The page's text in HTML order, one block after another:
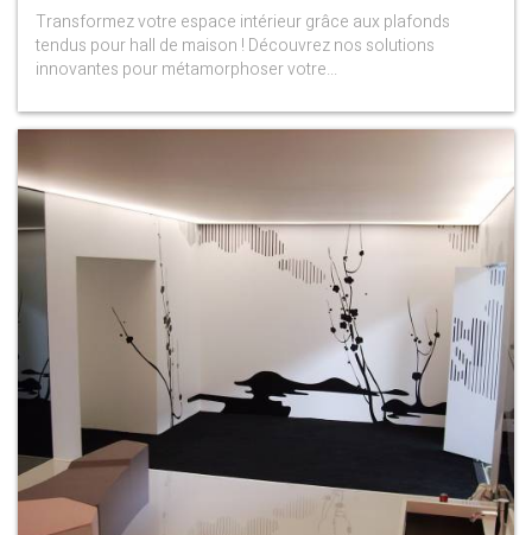
Transformez votre espace intérieur grâce aux plafonds
tendus pour hall de maison ! Découvrez nos solutions
innovantes pour métamorphoser votre...